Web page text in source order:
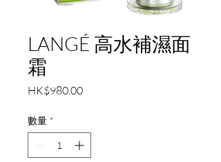
LANGÉ 高水補濕面
霜
HK$980.00價
數量 *